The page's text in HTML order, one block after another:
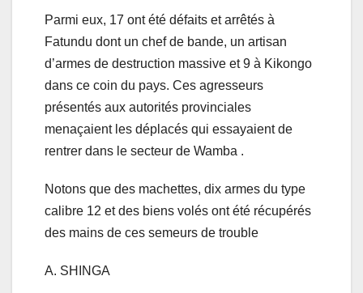
Parmi eux, 17 ont été défaits et arrêtés à
Fatundu dont un chef de bande, un artisan
d’armes de destruction massive et 9 à Kikongo
dans ce coin du pays. Ces agresseurs
présentés aux autorités provinciales
menaçaient les déplacés qui essayaient de
rentrer dans le secteur de Wamba .
Notons que des machettes, dix armes du type
calibre 12 et des biens volés ont été récupérés
des mains de ces semeurs de trouble
A. SHINGA